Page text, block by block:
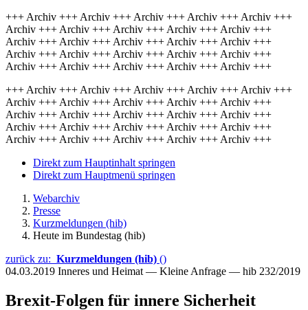
+++ Archiv +++ Archiv +++ Archiv +++ Archiv +++ Archiv +++
Archiv +++ Archiv +++ Archiv +++ Archiv +++ Archiv +++
Archiv +++ Archiv +++ Archiv +++ Archiv +++ Archiv +++
Archiv +++ Archiv +++ Archiv +++ Archiv +++ Archiv +++
Archiv +++ Archiv +++ Archiv +++ Archiv +++ Archiv +++
+++ Archiv +++ Archiv +++ Archiv +++ Archiv +++ Archiv +++
Archiv +++ Archiv +++ Archiv +++ Archiv +++ Archiv +++
Archiv +++ Archiv +++ Archiv +++ Archiv +++ Archiv +++
Archiv +++ Archiv +++ Archiv +++ Archiv +++ Archiv +++
Archiv +++ Archiv +++ Archiv +++ Archiv +++ Archiv +++
Direkt zum Hauptinhalt springen
Direkt zum Hauptmenü springen
Webarchiv
Presse
Kurzmeldungen (hib)
Heute im Bundestag (hib)
zurück zu: Kurzmeldungen (hib) ()
04.03.2019 Inneres und Heimat — Kleine Anfrage — hib 232/2019
Brexit-Folgen für innere Sicherheit